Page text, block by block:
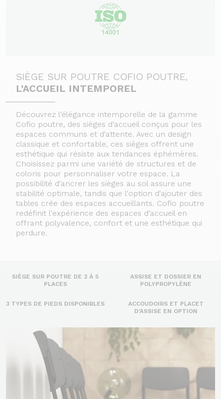
SIÈGE SUR POUTRE COFIO POUTRE,
L’ACCUEIL INTEMPOREL
Découvrez l'élégance intemporelle de la gamme
Cofio poutre, des sièges d'accueil conçus pour les
espaces communs et d'attente. Avec un design
classique et confortable, ces sièges offrent une
esthétique qui résiste aux tendances éphémères.
Choisissez parmi une variété de structures et de
coloris pour personnaliser votre espace. La
possibilité d'ancrer les sièges au sol assure une
stabilité optimale, tandis que l'option d'ajouter des
tables crée des espaces accueillants. Cofio poutre
redéfinit l'expérience des espaces d'accueil en
offrant polyvalence, confort et une esthétique qui
perdure.
SIÈGE SUR POUTRE DE 2 À 5
PLACES
ASSISE ET DOSSIER EN
POLYPROPYLÈNE
3 TYPES DE PIEDS DISPONIBLES
ACCOUDOIRS ET PLACET
D'ASSISE EN OPTION